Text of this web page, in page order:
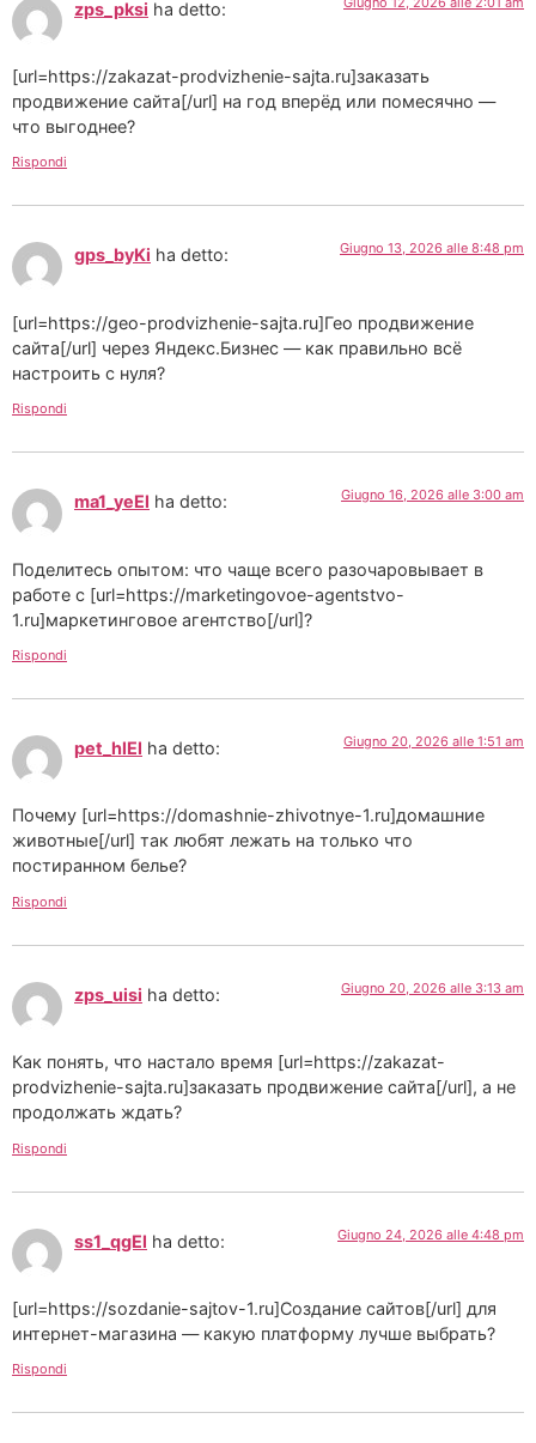
zps_pksi ha detto:
[url=https://zakazat-prodvizhenie-sajta.ru]заказать
продвижение сайта[/url] на год вперёд или помесячно —
что выгоднее?
Rispondi
gps_byKi ha detto: Giugno 13, 2026 alle 8:48 pm
[url=https://geo-prodvizhenie-sajta.ru]Гео продвижение
сайта[/url] через Яндекс.Бизнес — как правильно всё
настроить с нуля?
Rispondi
ma1_yeEl ha detto: Giugno 16, 2026 alle 3:00 am
Поделитесь опытом: что чаще всего разочаровывает в
работе с [url=https://marketingovoe-agentstvo-
1.ru]маркетинговое агентство[/url]?
Rispondi
pet_hlEl ha detto: Giugno 20, 2026 alle 1:51 am
Почему [url=https://domashnie-zhivotnye-1.ru]домашние
животные[/url] так любят лежать на только что
постиранном белье?
Rispondi
zps_uisi ha detto: Giugno 20, 2026 alle 3:13 am
Как понять, что настало время [url=https://zakazat-
prodvizhenie-sajta.ru]заказать продвижение сайта[/url], а не
продолжать ждать?
Rispondi
ss1_qgEl ha detto: Giugno 24, 2026 alle 4:48 pm
[url=https://sozdanie-sajtov-1.ru]Создание сайтов[/url] для
интернет-магазина — какую платформу лучше выбрать?
Rispondi